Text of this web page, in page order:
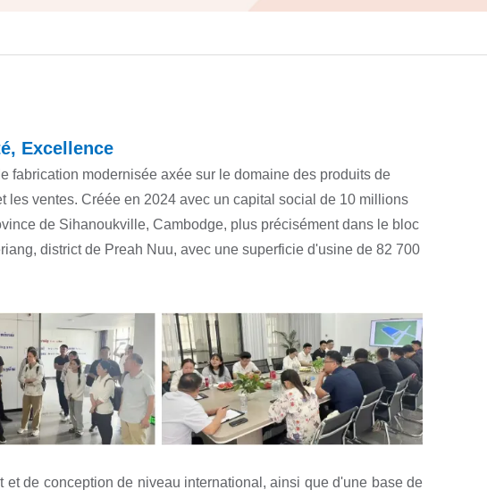
Excellence
fabrication modernisée axée sur le domaine des produits de
ventes. Créée en 2024 avec un capital social de 10 millions
de Sihanoukville, Cambodge, plus précisément dans le bloc
district de Preah Nuu, avec une superficie d'usine de 82 700
de conception de niveau international, ainsi que d'une base de